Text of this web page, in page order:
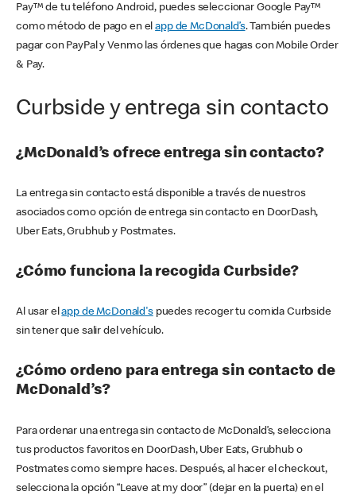
Pay™ de tu teléfono Android, puedes seleccionar Google Pay™
como método de pago en elapp de McDonald’s. También puedes
pagar con PayPal y Venmo las órdenes que hagas con Mobile Order
& Pay.
Curbside y entrega sin contacto
¿McDonald’s ofrece entrega sin contacto?
La entrega sin contacto está disponible a través de nuestros
asociados como opción de entrega sin contacto en DoorDash,
Uber Eats, Grubhub y Postmates.
¿Cómo funciona la recogida Curbside?
Al usar elapp de McDonald'spuedes recoger tu comida Curbside
sin tener que salir del vehículo.
¿Cómo ordeno para entrega sin contacto de
McDonald’s?
Para ordenar una entrega sin contacto de McDonald’s, selecciona
tus productos favoritos en DoorDash, Uber Eats, Grubhub o
Postmates como siempre haces. Después, al hacer el checkout,
selecciona la opción “Leave at my door” (dejar en la puerta) en el